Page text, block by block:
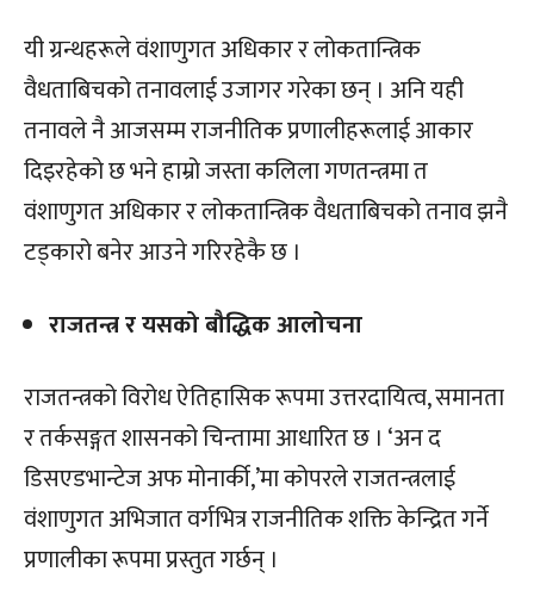
यी ग्रन्थहरूले वंशाणुगत अधिकार र लोकतान्त्रिक
वैधताबिचको तनावलाई उजागर गरेका छन् । अनि यही
तनावले नै आजसम्म राजनीतिक प्रणालीहरूलाई आकार
दिइरहेको छ भने हाम्रो जस्ता कलिला गणतन्त्रमा त
वंशाणुगत अधिकार र लोकतान्त्रिक वैधताबिचको तनाव झनै
टड्कारो बनेर आउने गरिरहेकै छ ।
राजतन्त्र र यसको बौद्धिक आलोचना
राजतन्त्रको विरोध ऐतिहासिक रूपमा उत्तरदायित्व, समानता
र तर्कसङ्गत शासनको चिन्तामा आधारित छ । ‘अन द
डिसएडभान्टेज अफ मोनार्की,’मा कोपरले राजतन्त्रलाई
वंशाणुगत अभिजात वर्गभित्र राजनीतिक शक्ति केन्द्रित गर्ने
प्रणालीका रूपमा प्रस्तुत गर्छन् ।